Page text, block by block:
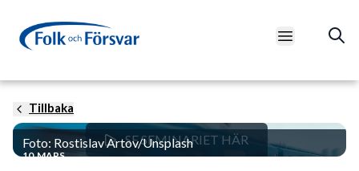
Open main
Tillbaka
Foto: Rostislav Artov/Unsplash
SE SEMINARIET HÄR
10 MARS